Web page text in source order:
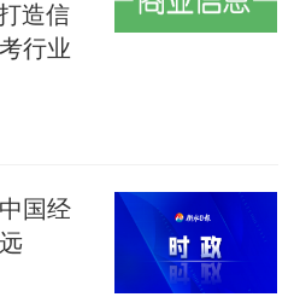
宣传资料300余份。不
健康素养，更强化了
防线的协作意识，更
十字精神与中医人的
知识、急救技能更广
切实守护人民群众的
造信
行业
国经